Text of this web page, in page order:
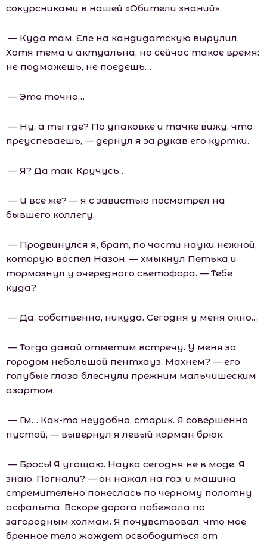
сокурсниками в нашей «Обители знаний».
— Куда там. Еле на кандидатскую вырулил.
Хотя тема и актуальна, но сейчас такое время:
не подмажешь, не поедешь…
— Это точно…
— Ну, а ты где? По упаковке и тачке вижу, что
преуспеваешь, — дернул я за рукав его куртки.
— Я? Да так. Кручусь…
— И все же? — я с завистью посмотрел на
бывшего коллегу.
— Продвинулся я, брат, по части науки нежной,
которую воспел Назон, — хмыкнул Петька и
тормознул у очередного светофора. — Тебе
куда?
— Да, собственно, никуда. Сегодня у меня окно…
— Тогда давай отметим встречу. У меня за
городом небольшой пентхауз. Махнем? — его
голубые глаза блеснули прежним мальчишеским
азартом.
— Гм… Как-то неудобно, старик. Я совершенно
пустой, — вывернул я левый карман брюк.
— Брось! Я угощаю. Наука сегодня не в моде. Я
знаю. Погнали? — он нажал на газ, и машина
стремительно понеслась по черному полотну
асфальта. Вскоре дорога побежала по
загородным холмам. Я почувствовал, что мое
бренное тело жаждет освободиться от